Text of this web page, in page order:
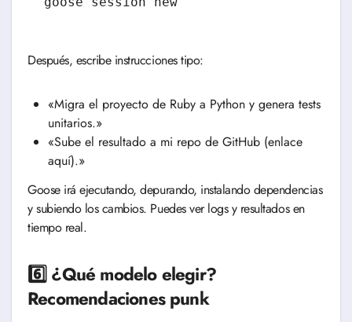
Después, escribe instrucciones tipo:
«Migra el proyecto de Ruby a Python y genera tests
unitarios.»
«Sube el resultado a mi repo de GitHub (enlace
aquí).»
Goose irá ejecutando, depurando, instalando dependencias
y subiendo los cambios. Puedes ver logs y resultados en
tiempo real.
6️⃣ ¿Qué modelo elegir?
Recomendaciones punk